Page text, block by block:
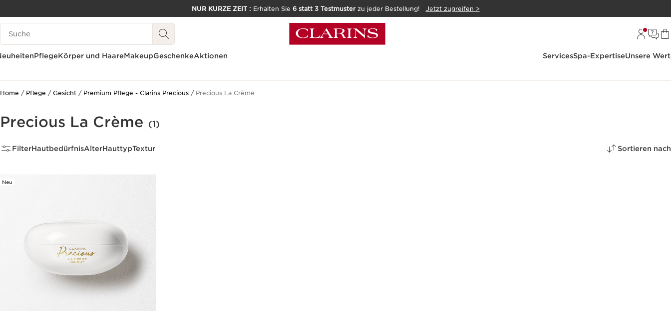
WEITER ZUM INHALT
NUR KURZE ZEIT : Erhalten Sie 6 statt 3 Testmusterzu jeder Bestellung! Jetzt zugreifen >
Legende suchen
PflegeKörper und HaareMakeupGeschenkeAktionen ServicesSpa-ExpertiseUnsere
Home Pflege Gesicht Premium Pflege - Clarins Precious Precious La Crème
Precious La Crème (1)
FilterHautbedürfnisAlterHauttypTextur Sortieren nach
Neu